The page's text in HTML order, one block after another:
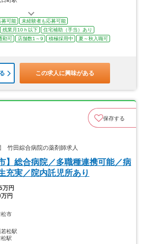
募可能
未経験者も応募可能
残業月10ｈ以下
住宅補助（手当）あり
勤可 店舗数1～9 積極採用中
夏～秋入職可
この求人に興味がある
保存する
竹田綜合病院の薬剤師求人
】総合病院／多職種連携可能／病
充実／院内託児所あり
万円
円
松市
若松駅
駅